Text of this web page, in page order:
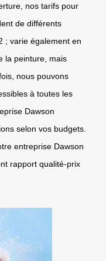
nos tarifs pour
de différents
; varie également en
la peinture, mais
nous pouvons
à toutes les
Dawson
selon vos budgets.
entreprise Dawson
rapport qualité-prix